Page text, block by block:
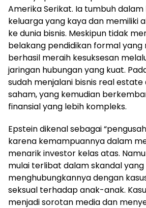
Amerika Serikat. Ia tumbuh dalam
keluarga yang kaya dan memiliki
ke dunia bisnis. Meskipun tidak
belakang pendidikan formal yang
berhasil meraih kesuksesan
jaringan hubungan yang kuat.
sudah menjalani bisnis real estate
saham, yang kemudian
finansial yang lebih kompleks.
Epstein dikenal sebagai
karena kemampuannya dalam
menarik investor kelas atas.
mulai terlibat dalam skandal yang
menghubungkannya dengan
seksual terhadap anak-anak.
menjadi sorotan media dan